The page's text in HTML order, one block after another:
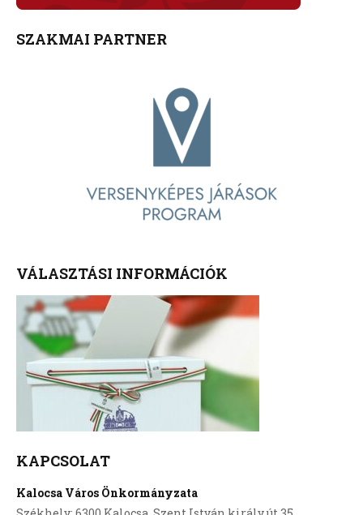
SZAKMAI PARTNER
VÁLASZTÁSI INFORMÁCIÓK
KAPCSOLAT
Kalocsa Város Önkormányzata